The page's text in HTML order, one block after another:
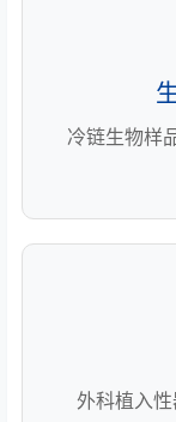
冷链生物样
外科植入